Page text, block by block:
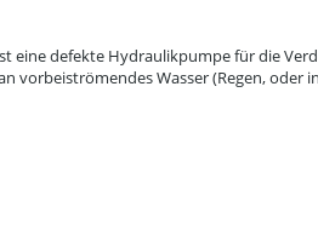
eine defekte Hydraulikpumpe für die
vorbeiströmendes Wasser (Regen, oder